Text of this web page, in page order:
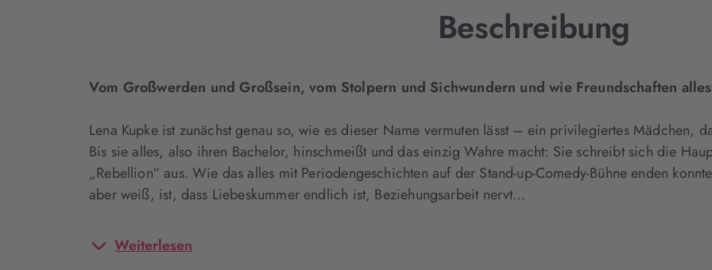
Beschreibung
Vom Großwerden und Großsein, vom Stolpern und Sichwundern und wie Freundschaften
Lena Kupke ist zunächst genau so, wie es dieser Name vermuten lässt – ein privilegiertes Mädchen,
Bis sie alles, also ihren Bachelor, hinschmeißt und das einzig Wahre macht: Sie schreibt sich die
„Rebellion“ aus. Wie das alles mit Periodengeschichten auf der Stand-up-Comedy-Bühne enden
aber weiß, ist, dass Liebeskummer endlich ist, Beziehungsarbeit nervt…
Weiterlesen